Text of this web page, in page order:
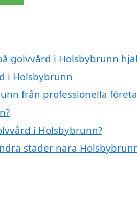
golvvård i Holsbybrunn
i Holsbybrunn
från professionella
i Holsbybrunn?
städer nära